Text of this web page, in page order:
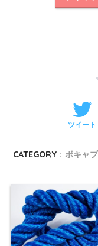
ツイート
CATEGORY : ボキャ